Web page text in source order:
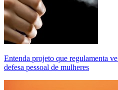
Entenda projeto que regulamenta
defesa pessoal de mulheres